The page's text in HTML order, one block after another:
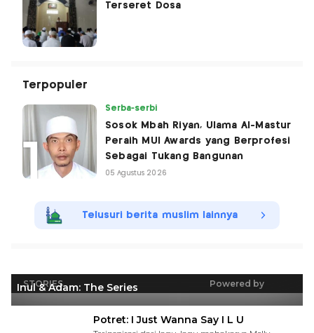
Terseret Dosa
Terpopuler
Serba-serbi
Sosok Mbah Riyan, Ulama Al-Mastur
Peraih MUI Awards yang Berprofesi
Sebagai Tukang Bangunan
05 Agustus 2026
Telusuri berita muslim lainnya